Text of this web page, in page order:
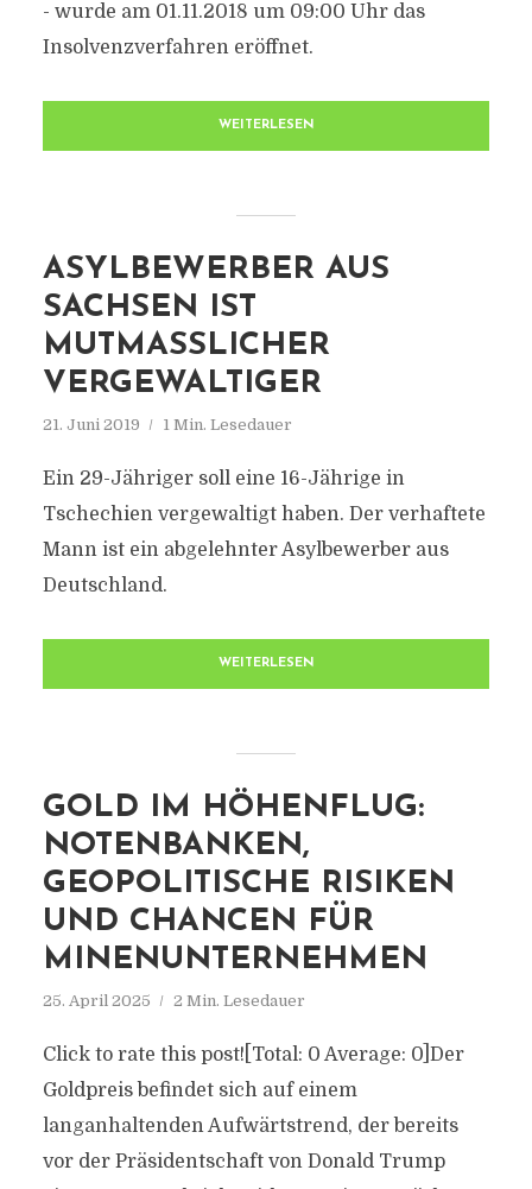
- wurde am 01.11.2018 um 09:00 Uhr das
Insolvenzverfahren eröffnet.
WEITERLESEN
ASYLBEWERBER AUS
SACHSEN IST
MUTMASSLICHER V
ERGEWALTIGER
21. Juni 2019 1 Min. Lesedauer
Ein 29-Jähriger soll eine 16-Jährige in
Tschechien vergewaltigt haben. Der verhaftete
Mann ist ein abgelehnter Asylbewerber aus
Deutschland.
WEITERLESEN
GOLD IM HÖHENFLUG:
NOTENBANKEN,
GEOPOLITISCHE RISIKEN
UND CHANCEN FÜR
MINENUNTERNEHMEN
25. April 2025 2 Min. Lesedauer
Click to rate this post![Total: 0 Average: 0]Der
Goldpreis befindet sich auf einem
langanhaltenden Aufwärtstrend, der bereits
vor der Präsidentschaft von Donald Trump